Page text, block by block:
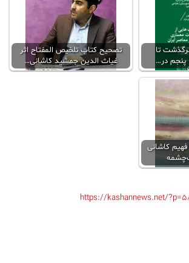
تا
در…
تصحیح کتاب تلخیص المفتاح اثر
غیاث الدین جمشید کاشانی…
کاشانی
https://kashannews.net/